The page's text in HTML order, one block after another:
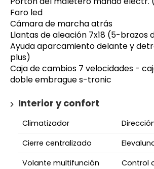
Faro led
Cámara de marcha atrás
Llantas de aleación 7x18 (5-brazos
Ayuda aparcamiento delante y
plus)
Caja de cambios 7 velocidades -
doble embrague s-tronic
Interior y confort
Climatizador
Cierre centralizado
Volante multifunción
Control